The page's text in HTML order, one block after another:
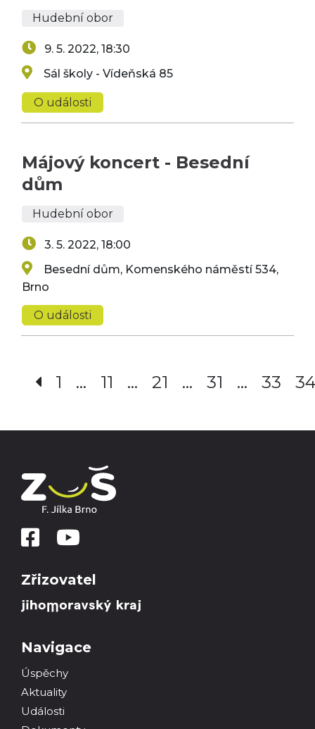
Hudební obor
9. 5. 2022, 18:30
Sál školy - Vídeňská 85
O události
Májový koncert - Besední
dům
Hudební obor
3. 5. 2022, 18:00
Besední dům, Komenského náměstí 534,
Brno
O události
1 … 11 … 21 … 31 … 33
Zřizovatel
Navigace
Úspěchy
Aktuality
Události